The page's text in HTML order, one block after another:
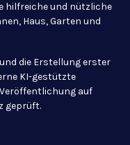
hilfreiche und nützliche
Haus, Garten und
die Erstellung erster
KI-gestützte
auf
geprüft.